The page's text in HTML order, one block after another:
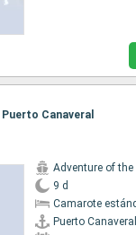
Canaveral
Adventure of the
9 d
Camarote
Puerto Canaveral